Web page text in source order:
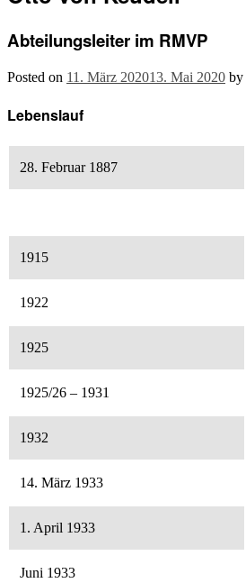
Abteilungsleiter im RMVP
Posted on 11. März 202013. Mai 2020 by
Lebenslauf
28. Februar 1887
1915
1922
1925
1925/26 – 1931
1932
14. März 1933
1. April 1933
Juni 1933